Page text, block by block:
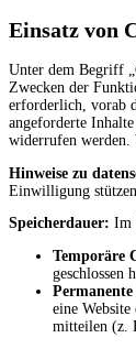
Einsatz von
Unter dem Begriff
Zwecken der
erforderlich, vorab
angeforderte
widerrufen werden.
Hinweise zu
Einwilligung
Speicherdauer: Im
Temporäre
geschlossen
Permanente
eine
mitteilen (z.